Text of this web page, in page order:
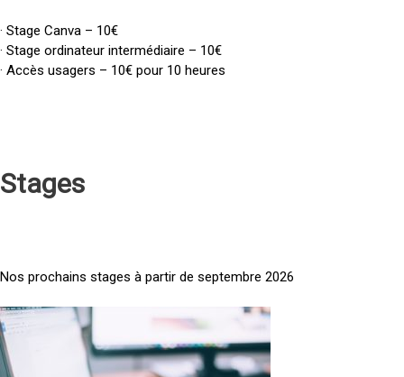
· Stage Canva – 10€
· Stage ordinateur intermédiaire – 10€
· Accès usagers – 10€ pour 10 heures
Stages
Nos prochains stages à partir de septembre 2026
<
a
h